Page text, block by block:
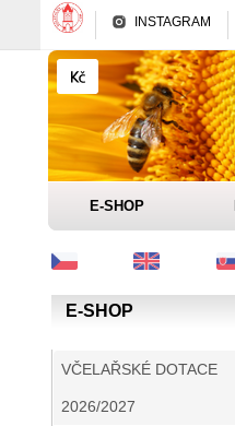
INSTAGRAM
E-SHOP
E-SHOP
VČELAŘSKÉ DOTACE
2026/2027